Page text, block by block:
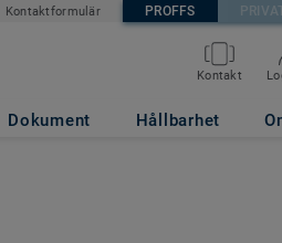
Kontaktformulär PROFFS
Kontakt
Dokument Hållbarhet